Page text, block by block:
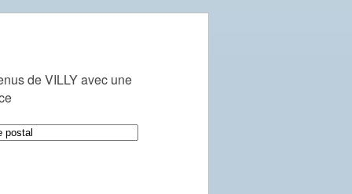
de VILLY avec une